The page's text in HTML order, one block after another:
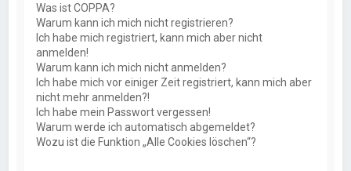
Was ist COPPA?
Warum kann ich mich nicht registrieren?
Ich habe mich registriert, kann mich aber nicht
anmelden!
Warum kann ich mich nicht anmelden?
Ich habe mich vor einiger Zeit registriert, kann mich aber
nicht mehr anmelden?!
Ich habe mein Passwort vergessen!
Warum werde ich automatisch abgemeldet?
Wozu ist die Funktion „Alle Cookies löschen“?